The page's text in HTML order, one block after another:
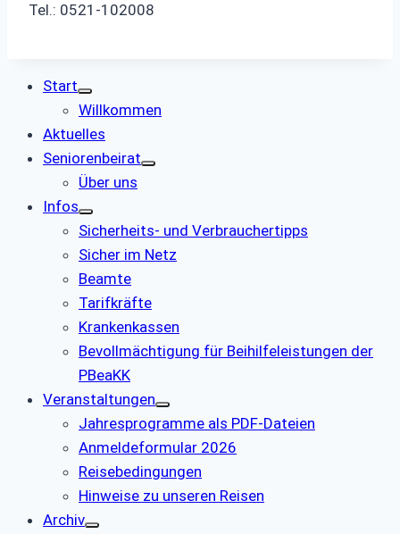
Tel.: 0521-102008
Start
Willkommen
Aktuelles
Seniorenbeirat
Über uns
Infos
Sicherheits- und Verbrauchertipps
Sicher im Netz
Beamte
Tarifkräfte
Krankenkassen
Bevollmächtigung für Beihilfeleistungen der
PBeaKK
Veranstaltungen
Jahresprogramme als PDF-Dateien
Anmeldeformular 2026
Reisebedingungen
Hinweise zu unseren Reisen
Archiv